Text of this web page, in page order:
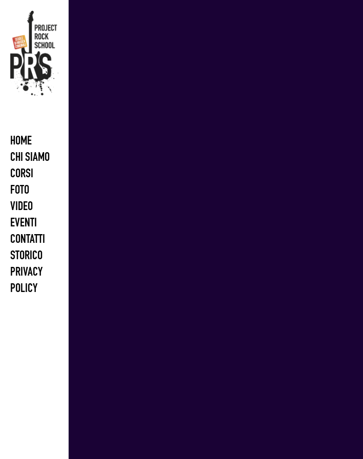
HOME
CHI SIAMO
CORSI
FOTO
VIDEO
EVENTI
CONTATTI
STORICO
PRIVACY
POLICY